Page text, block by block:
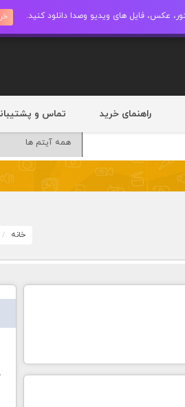
راهنمای خرید تماس و
خانه